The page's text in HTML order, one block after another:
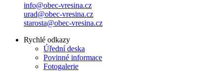
info@obec-vresina.cz
urad@obec-vresina.cz
starosta@obec-vresina.cz
Rychlé odkazy
Úřední deska
Povinné informace
Fotogalerie